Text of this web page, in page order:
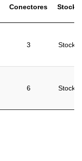
Conectores Stock
3 Stock
6 Stock